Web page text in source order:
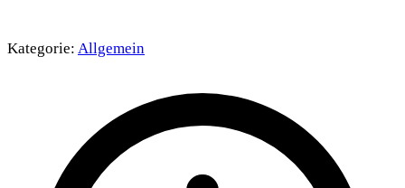
Kategorie: Allgemein